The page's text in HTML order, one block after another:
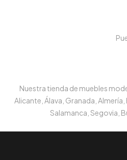
Nuestra tienda de muebles
Alicante, Álava, Granada,
Salamanca, Segovia,